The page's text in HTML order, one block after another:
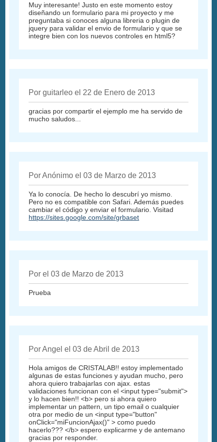
Muy interesante! Justo en este momento estoy
diseñando un formulario para mi proyecto y me
preguntaba si conoces alguna libreria o plugin de
jquery para validar el envio de formulario y que se
integre bien con los nuevos controles en html5?
Por guitarleo el 22 de Enero de 2013
gracias por compartir el ejemplo me ha servido de
mucho saludos...
Por Anónimo el 03 de Marzo de 2013
Ya lo conocía. De hecho lo descubrí yo mismo.
Pero no es compatible con Safari. Además puedes
cambiar el código y enviar el formulario. Visitad
https://sites.google.com/site/grbaset
Por el 03 de Marzo de 2013
Prueba
Por Angel el 03 de Abril de 2013
Hola amigos de CRISTALAB!! estoy implementado
algunas de estas funciones y ayudan mucho, pero
ahora quiero trabajarlas con ajax. estas
validaciones funcionan con el <input type="submit">
y lo hacen bien!! <b> pero si ahora quiero
implementar un pattern, un tipo email o cualquier
otra por medio de un <input type="button"
onClick="miFuncionAjax()" > como puedo
hacerlo??? </b> espero explicarme y de antemano
gracias por responder.